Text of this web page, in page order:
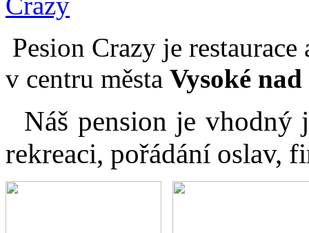
Pesion Crazy je
v centru města Vysoké
Náš pension je vhodný
rekreaci, pořádání oslav,